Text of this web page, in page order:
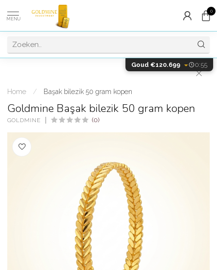
MENU
0
Home / Başak bilezik 50 gram kopen
Goldmine Başak bilezik 50 gram kopen
GOLDMINE (0)
Goud €120.699 0:55